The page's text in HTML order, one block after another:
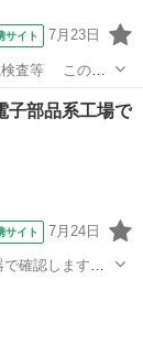
サイト 7月23日
等 このお
部品系工場で
サイト 7月24日
で確認します。